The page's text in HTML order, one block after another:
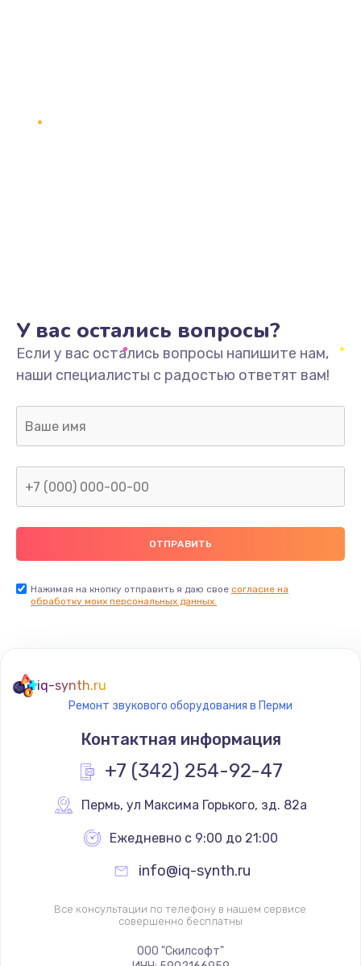
У вас остались вопросы?
Если у вас остались вопросы напишите нам,
наши специалисты с радостью ответят вам!
Нажимая на кнопку отправить я даю свое согласие на
обработку моих персональных данных.
iq-synth.ru
Ремонт звукового оборудования в Перми
Контактная информация
+7 (342) 254-92-47
Пермь, ул Максима Горького, зд. 82а
Ежедневно с 9:00 до 21:00
info@iq-synth.ru
Все консультации по телефону в нашем сервисе
совершенно бесплатны
ООО "Скилсофт"